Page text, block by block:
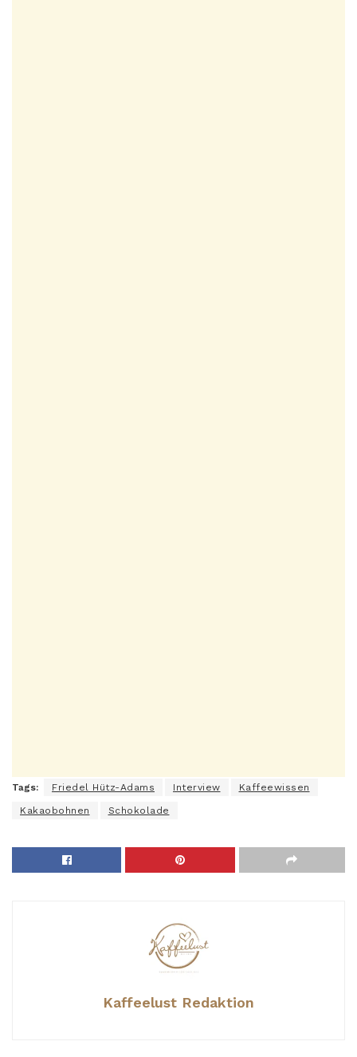
Tags: Friedel Hütz-Adams Interview Kaffeewissen
Kakaobohnen Schokolade
Kaffeelust Redaktion